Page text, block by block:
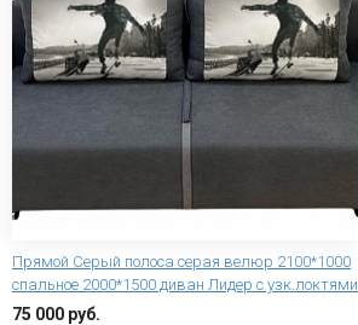
Прямой Серый полоса серая велюр 2100*1000
спальное 2000*1500 диван Лидер с узк.локтями
75 000 руб.